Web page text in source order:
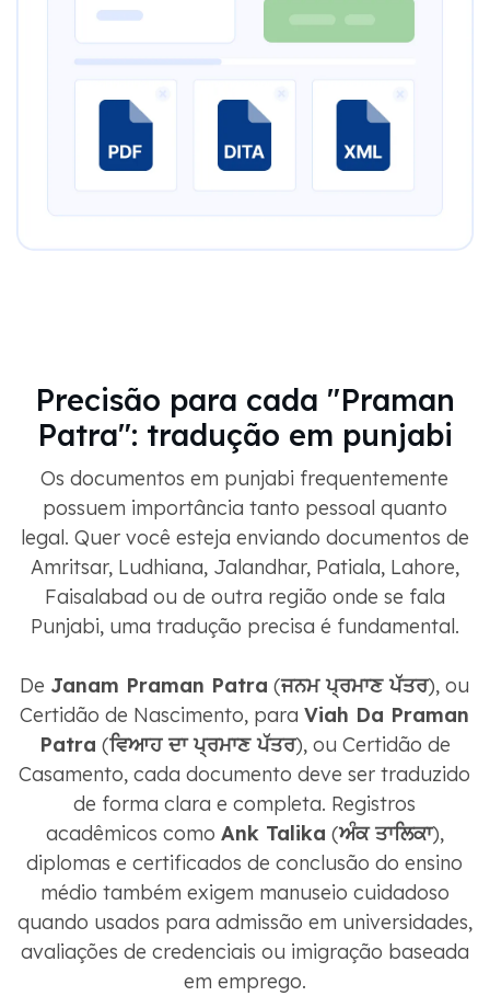
Precisão para cada "Praman
Patra": tradução em punjabi
Os documentos em punjabi frequentemente
possuem importância tanto pessoal quanto
legal. Quer você esteja enviando documentos de
Amritsar, Ludhiana, Jalandhar, Patiala, Lahore,
Faisalabad ou de outra região onde se fala
Punjabi, uma tradução precisa é fundamental.
De Janam Praman Patra (ਜਨਮ ਪ੍ਰਮਾਣ ਪੱਤਰ), ou
Certidão de Nascimento, para Viah Da Praman
Patra (ਵਿਆਹ ਦਾ ਪ੍ਰਮਾਣ ਪੱਤਰ), ou Certidão de
Casamento, cada documento deve ser traduzido
de forma clara e completa. Registros
acadêmicos como Ank Talika (ਅੰਕ ਤਾਲਿਕਾ),
diplomas e certificados de conclusão do ensino
médio também exigem manuseio cuidadoso
quando usados ​​para admissão em universidades,
avaliações de credenciais ou imigração baseada
em emprego.